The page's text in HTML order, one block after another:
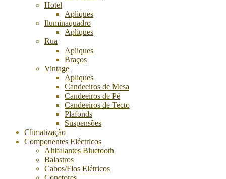
Hotel
Apliques
Iluminaquadro
Apliques
Rua
Apliques
Braços
Vintage
Apliques
Candeeiros de Mesa
Candeeiros de Pé
Candeeiros de Tecto
Plafonds
Suspensões
Climatização
Componentes Eléctricos
Altifalantes Bluetooth
Balastros
Cabos/Fios Elétricos